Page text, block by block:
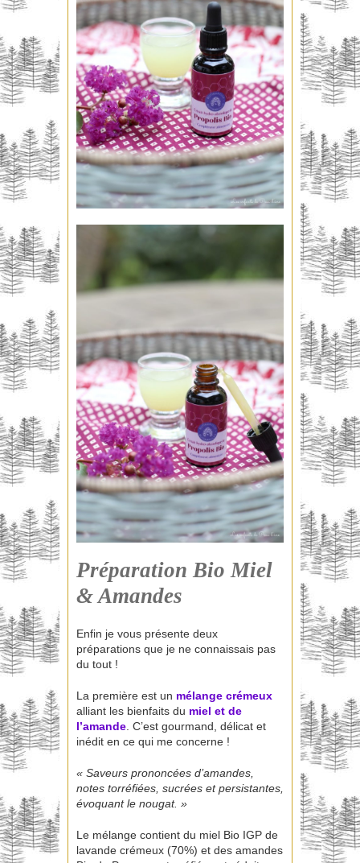
Préparation Bio Miel
& Amandes
Enfin je vous présente deux
préparations que je ne connaissais pas
du tout !
La première est un mélange crémeux
alliant les bienfaits du miel et de
l’amande . C’est gourmand, délicat et
inédit en ce qui me concerne !
« Saveurs prononcées d’amandes,
notes torréfiées, sucrées et persistantes,
évoquant le nougat. »
Le mélange contient du miel Bio IGP de
lavande crémeux (70%) et des amandes